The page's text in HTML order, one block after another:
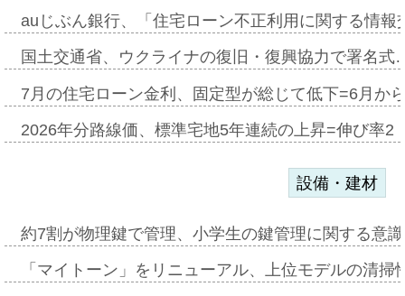
auじぶん銀行、「住宅ローン不正利用に関する情
国土交通省、ウクライナの復旧・復興協力で署名
7月の住宅ローン金利、固定型が総じて低下=6月か
2026年分路線価、標準宅地5年連続の上昇=伸び率
設備・建材
約7割が物理鍵で管理、小学生の鍵管理に関する意
「マイトーン」をリニューアル、上位モデルの清